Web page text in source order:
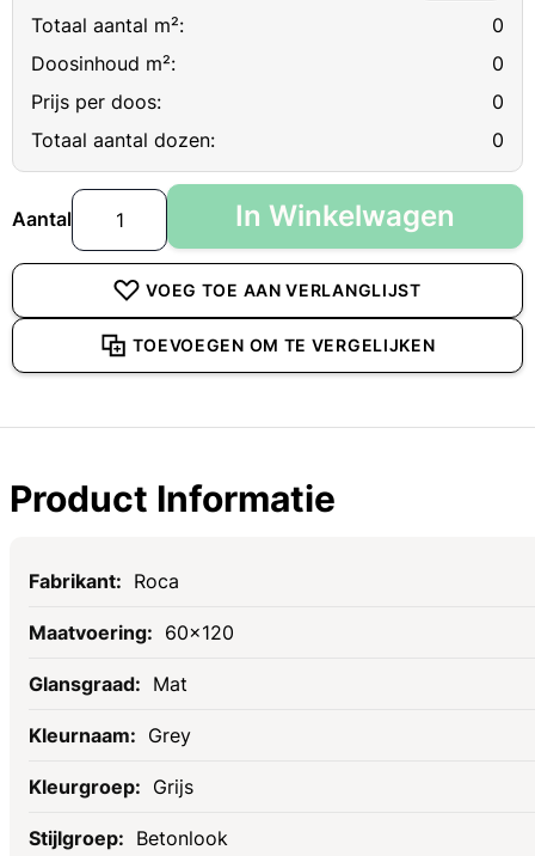
Totaal aantal m²:
0
Doosinhoud m²:
0
Prijs per doos:
0
Totaal aantal dozen:
0
Aantal In Winkelwagen
VOEG TOE AAN VERLANGLIJST
TOEVOEGEN OM TE VERGELIJKEN
Product Informatie
Specificaties
Roca
60x120
Mat
Grey
Grijs
Betonlook